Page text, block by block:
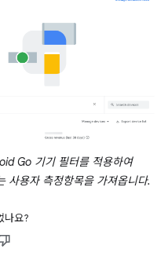
Go 기기 필터를 적용하여
용자 측정항목을 가져옵니다.
나요?